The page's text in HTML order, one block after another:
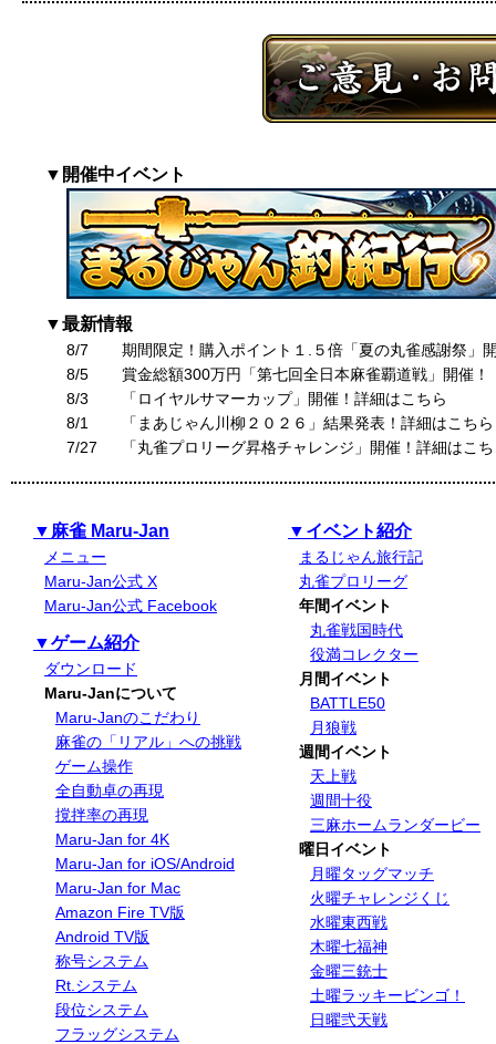
▼開催中イベント
▼最新情報
8/7
期間限定！購入ポイント１.５倍「夏の丸雀感謝祭」
8/5
賞金総額300万円「第七回全日本麻雀覇道戦」開催！
8/3
「ロイヤルサマーカップ」開催！詳細はこちら
8/1
「まあじゃん川柳２０２６」結果発表！詳細はこちら
7/27
「丸雀プロリーグ昇格チャレンジ」開催！詳細はこ
▼麻雀 Maru-Jan
メニュー
Maru-Jan公式 X
Maru-Jan公式 Facebook
▼ゲーム紹介
ダウンロード
Maru-Janについて
Maru-Janのこだわり
麻雀の「リアル」への挑戦
ゲーム操作
全自動卓の再現
撹拌率の再現
Maru-Jan for 4K
Maru-Jan for iOS/Android
Maru-Jan for Mac
Amazon Fire TV版
Android TV版
称号システム
Rt.システム
段位システム
フラッグシステム
▼イベント紹介
まるじゃん旅行記
丸雀プロリーグ
年間イベント
丸雀戦国時代
役満コレクター
月間イベント
BATTLE50
月狼戦
週間イベント
天上戦
週間十役
三麻ホームランダービー
曜日イベント
月曜タッグマッチ
火曜チャレンジくじ
水曜東西戦
木曜七福神
金曜三銃士
土曜ラッキービンゴ！
日曜弐天戦